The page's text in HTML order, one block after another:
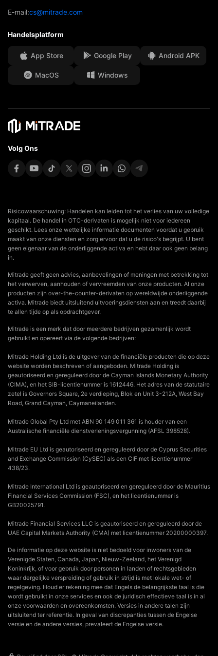
E-mail:cs@mitrade.com
Handelsplatform
App Store Google Play Android APK
MacOS Windows
Volg Ons
Risicowaarschuwing: Handelen kan leiden tot het verlies van uw volledige
kapitaal. De handel in OTC-derivaten is mogelijk niet voor iedereen
geschikt. Lees onze wettelijke informatie documenten voordat u gebruik
maakt van onze diensten en zorg ervoor dat u de risico's begrijpt. U bent
geen eigenaar van de onderliggende activa en hebt daar ook geen belang
in.
Mitrade geeft geen advies, aanbevelingen of meningen met betrekking tot
het verwerven, aanhouden of vervreemden van onze producten. Al onze
producten zijn over-the-counter-derivaten op wereldwijde onderliggende
activa. Mitrade biedt uitsluitend uitvoeringsdiensten aan en treedt daarbij
te allen tijde op als opdrachtgever.
Mitrade is een merk dat door meerdere bedrijven gezamenlijk wordt
gebruikt en opereert via de volgende bedrijven:
Mitrade Holding Ltd is de uitgever van de financiële producten die op deze
website worden beschreven of aangeboden. Mitrade Holding is
geautoriseerd en gereguleerd door de Cayman Islands Monetary Authority
(CIMA), en het SIB-licentienummer is 1612446. Het adres van de statutaire
zetel is Governors Square, 2e verdieping, Blok en Unit 3-212A, West Bay
Road, Grand Cayman, Caymaneilanden.
Mitrade Global Pty Ltd met ABN 90 149 011 361 is houder van een
Australische financiële dienstverleningsvergunning (AFSL 398528).
Mitrade EU Ltd is geautoriseerd en gereguleerd door de Cyprus Securities
and Exchange Commission (CySEC) als een CIF met licentienummer
438/23.
Mitrade International Ltd is geautoriseerd en gereguleerd door de Mauritius
Financial Services Commission (FSC), en het licentienummer is
GB20025791.
Mitrade Financial Services LLC is geautoriseerd en gereguleerd door de
UAE Capital Markets Authority (CMA) met licentienummer 20200000397.
De informatie op deze website is niet bedoeld voor inwoners van de
Verenigde Staten, Canada, Japan, Nieuw-Zeeland, het Verenigd
Koninkrijk, of voor gebruik door personen in landen of rechtsgebieden
waar dergelijke verspreiding of gebruik in strijd is met lokale wet- of
regelgeving. Houd er rekening mee dat Engels de belangrijkste taal is die
wordt gebruikt in onze services en ook de juridisch effectieve taal is in al
onze voorwaarden en overeenkomsten. Versies in andere talen zijn
uitsluitend ter referentie. In geval van discrepanties tussen de Engelse
versie en de andere versies, prevaleert de Engelse versie.